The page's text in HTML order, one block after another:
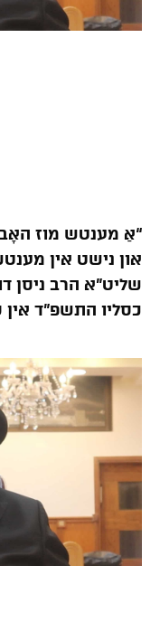
“אַ מענטש מוז האָבן
און נישט אין
שליט”א הרב ניסן
כסליו התשפ”ד